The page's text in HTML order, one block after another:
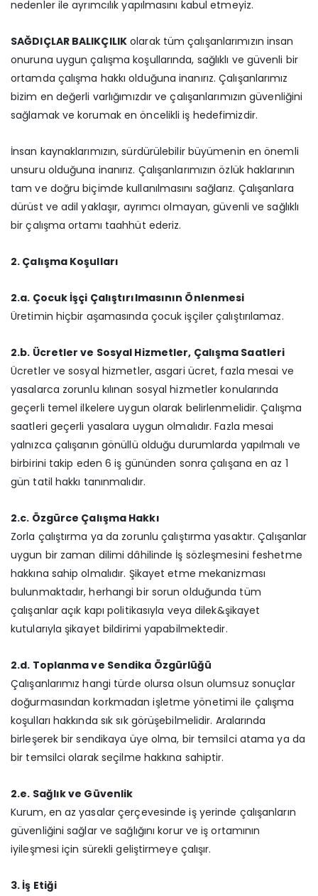
nedenler ile ayrımcılık yapılmasını kabul etmeyiz.
SAĞDIÇLAR BALIKÇILIK olarak tüm çalışanlarımızın insan
onuruna uygun çalışma koşullarında, sağlıklı ve güvenli bir
ortamda çalışma hakkı olduğuna inanırız. Çalışanlarımız
bizim en değerli varlığımızdır ve çalışanlarımızın güvenliğini
sağlamak ve korumak en öncelikli iş hedefimizdir.
İnsan kaynaklarımızın, sürdürülebilir büyümenin en önemli
unsuru olduğuna inanırız. Çalışanlarımızın özlük haklarının
tam ve doğru biçimde kullanılmasını sağlarız. Çalışanlara
dürüst ve adil yaklaşır, ayrımcı olmayan, güvenli ve sağlıklı
bir çalışma ortamı taahhüt ederiz.
2. Çalışma Koşulları
2.a. Çocuk İşçi Çalıştırılmasının Önlenmesi
Üretimin hiçbir aşamasında çocuk işçiler çalıştırılamaz.
2.b. Ücretler ve Sosyal Hizmetler, Çalışma Saatleri
Ücretler ve sosyal hizmetler, asgari ücret, fazla mesai ve
yasalarca zorunlu kılınan sosyal hizmetler konularında
geçerli temel ilkelere uygun olarak belirlenmelidir. Çalışma
saatleri geçerli yasalara uygun olmalıdır. Fazla mesai
yalnızca çalışanın gönüllü olduğu durumlarda yapılmalı ve
birbirini takip eden 6 iş gününden sonra çalışana en az 1
gün tatil hakkı tanınmalıdır.
2.c. Özgürce Çalışma Hakkı
Zorla çalıştırma ya da zorunlu çalıştırma yasaktır. Çalışanlar
uygun bir zaman dilimi dâhilinde İş sözleşmesini feshetme
hakkına sahip olmalıdır. Şikayet etme mekanizması
bulunmaktadır, herhangi bir sorun olduğunda tüm
çalışanlar açık kapı politikasıyla veya dilek&şikayet
kutularıyla şikayet bildirimi yapabilmektedir.
2.d. Toplanma ve Sendika Özgürlüğü
Çalışanlarımız hangi türde olursa olsun olumsuz sonuçlar
doğurmasından korkmadan işletme yönetimi ile çalışma
koşulları hakkında sık sık görüşebilmelidir. Aralarında
birleşerek bir sendikaya üye olma, bir temsilci atama ya da
bir temsilci olarak seçilme hakkına sahiptir.
2.e. Sağlık ve Güvenlik
Kurum, en az yasalar çerçevesinde iş yerinde çalışanların
güvenliğini sağlar ve sağlığını korur ve iş ortamının
iyileşmesi için sürekli geliştirmeye çalışır.
3. İş Etiği